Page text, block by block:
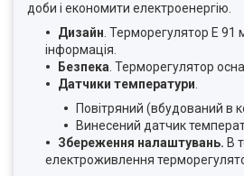
доби і економити електроенергію.
Дизайн . Терморегулятор Е 91
інформація.
Безпека . Терморегулятор
Датчики температури
Повітряний (вбудований в
Винесений датчик
Збереження налаштувань. В
електроживлення